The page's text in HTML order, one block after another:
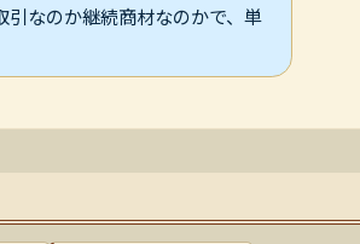
引なのか継続商材なのかで、単